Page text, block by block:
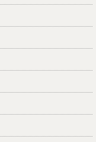
院下さい。
取組み >